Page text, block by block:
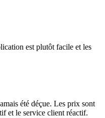
est plutôt facile et les
été déçue. Les prix sont
et le service client réactif.